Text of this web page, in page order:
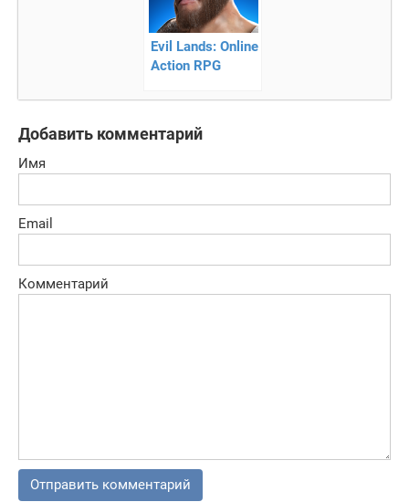
Evil Lands: Online
Action RPG
Добавить комментарий
Имя
Email
Комментарий